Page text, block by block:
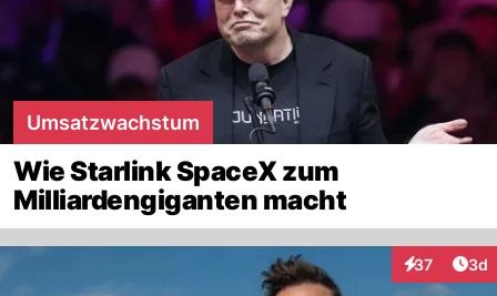
Umsatzwachstum
Wie Starlink SpaceX zum
Milliardengiganten macht
37
Interaktionen
3d